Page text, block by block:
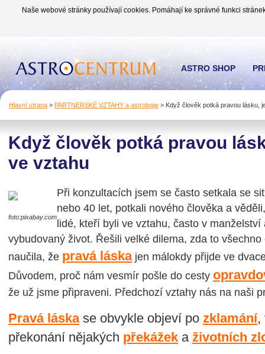
Naše webové stránky používají cookies. Pomáhají ke správné funkci
Hlavní strana > PARTNERSKÉ VZTAHY a astrologie > Když člověk potká pravou lásku,
Když člověk potká pravou
ve vztahu
foto:pixabay.com
Při konzultacích jsem se často setkala se
nebo 40 let, potkali nového člověka a
lidé, kteří byli ve vztahu, často v
vybudovaný život. Řešili velké dilema, zda to
naučila, že pravá láskajen málokdy přijde ve
Důvodem, proč nám vesmír pošle do cesty
že už jsme připraveni. Předchozí vztahy nás na naši
Pravá láskase obvykle objeví po zklamání,
překonání nějakých překážek a životních
ASTRO SHOP